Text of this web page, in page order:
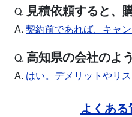
Q. 見積依頼すると、
A. 契約前であれば、キャン
Q. 高知県の会社のよ
A. はい。デメリットやリス
よくあ